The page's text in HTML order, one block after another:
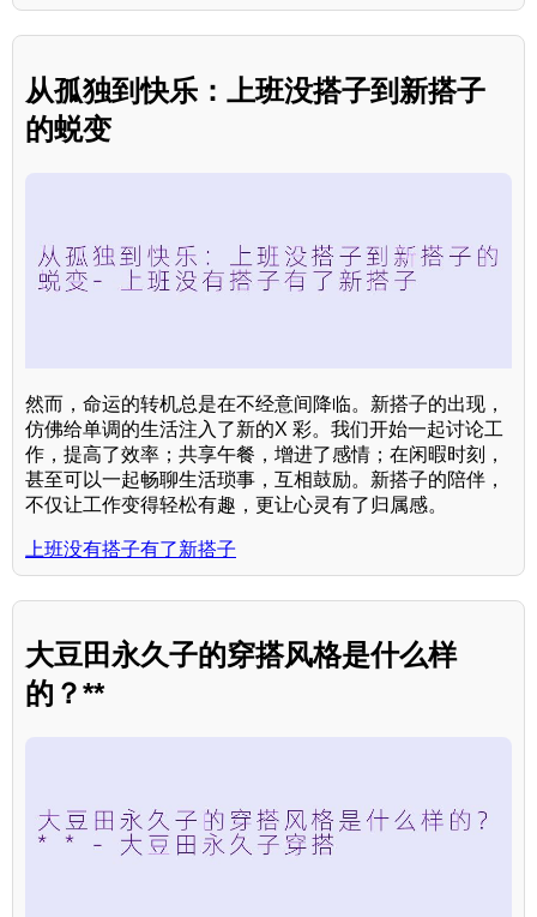
从孤独到快乐：上班没搭子到新搭子
的蜕变
然而，命运的转机总是在不经意间降临。新搭子的出现，
仿佛给单调的生活注入了新的X 彩。我们开始一起讨论工
作，提高了效率；共享午餐，增进了感情；在闲暇时刻，
甚至可以一起畅聊生活琐事，互相鼓励。新搭子的陪伴，
不仅让工作变得轻松有趣，更让心灵有了归属感。
上班没有搭子有了新搭子
大豆田永久子的穿搭风格是什么样
的？**